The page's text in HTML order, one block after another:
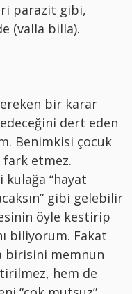
parazit gibi,
(valla billa).
bir karar
dert eden
Benimkisi çocuk
etmez.
kulağa “hayat
gibi gelebilir
öyle kestirip
biliyorum. Fakat
birisini memnun
hem de